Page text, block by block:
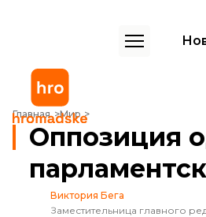
Главная Мир
Оппозиция одержала победу на
Оппозиция
Виктория Бега
Заместительница главного